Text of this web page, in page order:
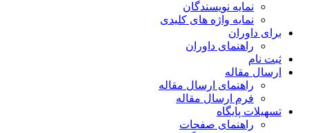
نمایه نویسندگان
نمایه واژه های کلیدی
برای داوران
راهنمای داوران
ثبت نام
ارسال مقاله
راهنمای ارسال مقاله
فرم ارسال مقاله
تسهیلات پایگاه
راهنمای صفحات